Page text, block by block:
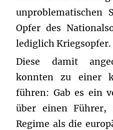
unproblematischen
Opfer des
lediglich Kriegsopfer.
Diese damit
konnten zu einer
führen: Gab es ein
über einen
Regime als die